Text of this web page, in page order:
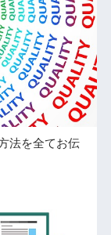
法を全てお伝